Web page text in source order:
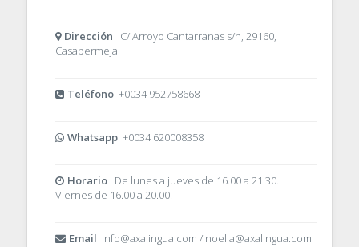
Dirección C/ Arroyo Cantarranas s/n, 29160,
Casabermeja
Teléfono+0034 952758668
Whatsapp+0034 620008358
HorarioDe lunes a jueves de 16.00 a 21.30.
Viernes de 16.00 a 20.00.
Email info@axalingua.com / noelia@axalingua.com